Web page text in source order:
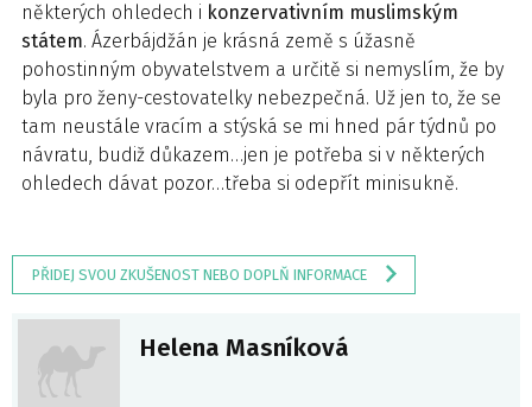
některých ohledech i konzervativním muslimským
státem. Ázerbájdžán je krásná země s úžasně
pohostinným obyvatelstvem a určitě si nemyslím, že by
byla pro ženy-cestovatelky nebezpečná. Už jen to, že se
tam neustále vracím a stýská se mi hned pár týdnů po
návratu, budiž důkazem…jen je potřeba si v některých
ohledech dávat pozor…třeba si odepřít minisukně.
PŘIDEJ SVOU ZKUŠENOST NEBO DOPLŇ INFORMACE
Helena Masníková